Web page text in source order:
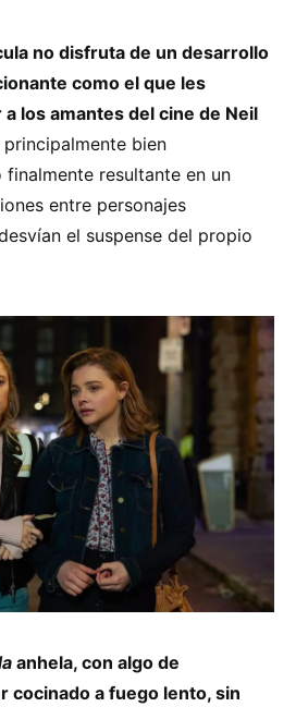
no disfruta de un desarrollo
como el que les
los amantes del cine de Neil
principalmente bien
resultante en un
entre personajes
el suspense del propio
anhela, con algo de
cocinado a fuego lento, sin